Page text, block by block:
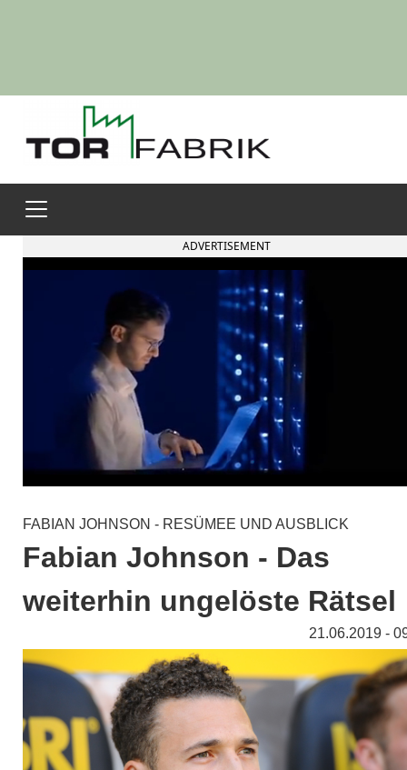
ADVERTISEMENT
FABIAN JOHNSON - RESÜMEE UND AUSBLICK
Fabian Johnson - Das
weiterhin ungelöste Rätsel
21.06.2019 -